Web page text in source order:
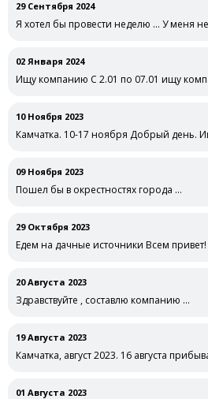
29 Сентября 2024
Я хотел бы провести неделю … У меня
02 Января 2024
Ищу компанию С 2.01 по 07.01 ищу
10 Ноября 2023
Камчатка. 10-17 ноября Добрый день.
09 Ноября 2023
Пошел бы в окрестностях города …
29 Октября 2023
Едем на дачные источники Всем
20 Августа 2023
Здравствуйте , составлю компанию …
19 Августа 2023
Камчатка, август 2023. 16 августа
01 Августа 2023